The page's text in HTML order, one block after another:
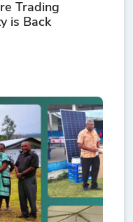
Trading
is Back